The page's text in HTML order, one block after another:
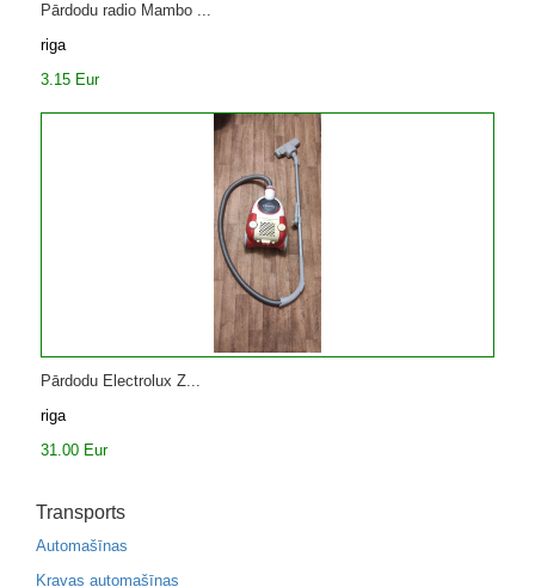
Pārdodu radio Mambo ...
riga
3.15 Eur
Pārdodu Electrolux Z...
riga
31.00 Eur
Transports
Automašīnas
Kravas automašīnas